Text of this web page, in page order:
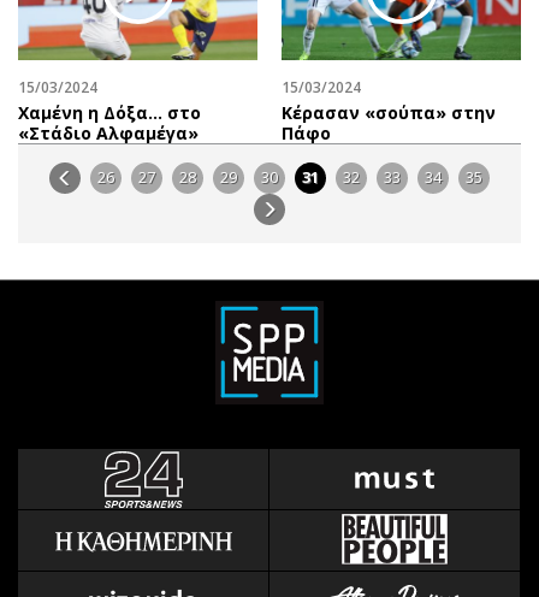
15/03/2024
Χαμένη η Δόξα… στο
«Στάδιο Αλφαμέγα»
15/03/2024
Κέρασαν «σούπα» στην
Πάφο
26 27 28 29 30 31 32 33 34 35